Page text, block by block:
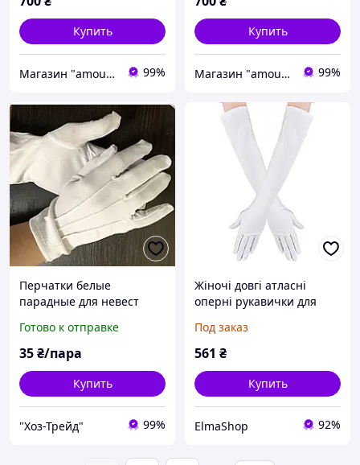
Купить
Магазин "amourshop.net" (Амуршоп) 99%
Купить
Магазин "amourshop.net" (Амуршоп) 99%
Перчатки белые
парадные для невест
Готово к отправке
35₴/пара
Купить
"Хоз-Трейд" 99%
Жіночі довгі атласні
оперні рукавички для
розтяжка, білі, розмір M
Под заказ
561 ₴
Купить
ElmaShop 92%